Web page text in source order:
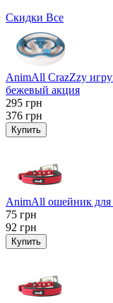
Скидки Все
AnimAll CrazZzy
бежевый акция
295 грн
376 грн
Купить
AnimAll ошейник для
75 грн
92 грн
Купить